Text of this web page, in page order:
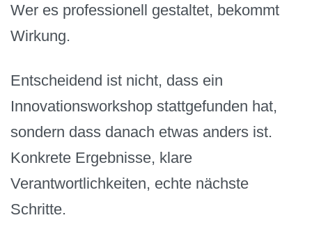
Wer es professionell gestaltet, bekommt
Wirkung.
Entscheidend ist nicht, dass ein
Innovationsworkshop stattgefunden hat,
sondern dass danach etwas anders ist.
Konkrete Ergebnisse, klare
Verantwortlichkeiten, echte nächste
Schritte.